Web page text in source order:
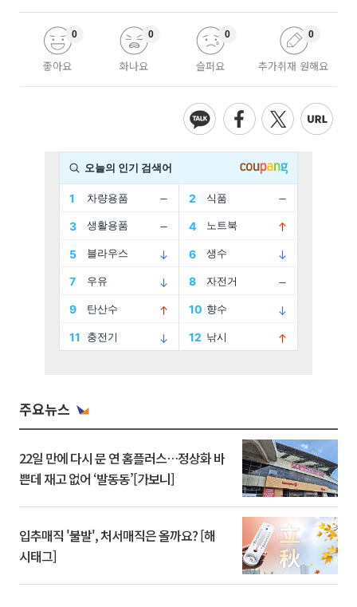
좋아요
0
화나요
0
슬퍼요
0
추가취재 원해요
0
주요뉴스
22일 만에 다시 문 연 홈플러스…정상화 바
쁜데 재고 없어 ‘발동동’[가보니]
입추매직 '불발', 처서매직은 올까요? [해
시태그]